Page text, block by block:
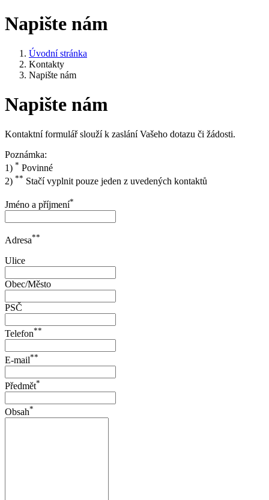
Napište nám
Úvodní stránka
Kontakty
Napište nám
Napište nám
Kontaktní formulář slouží k zaslání Vašeho dotazu či žádosti.
Poznámka:
1) * Povinné
2) ** Stačí vyplnit pouze jeden z uvedených kontaktů
Jméno a příjmení*
Adresa**
Ulice
Obec/Město
PSČ
Telefon**
E-mail**
Předmět*
Obsah*